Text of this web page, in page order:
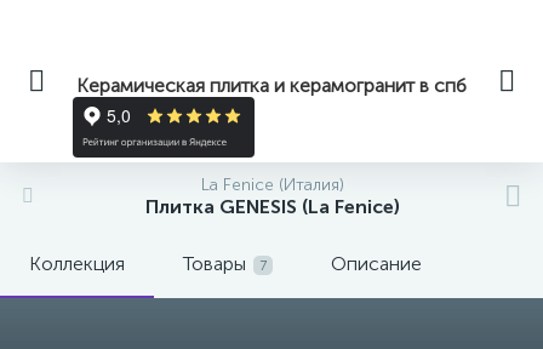
Керамическая плитка и керамогранит в спб
La Fenice (Италия)
Плитка GENESIS (La Fenice)
Коллекция Товары 7 Описание